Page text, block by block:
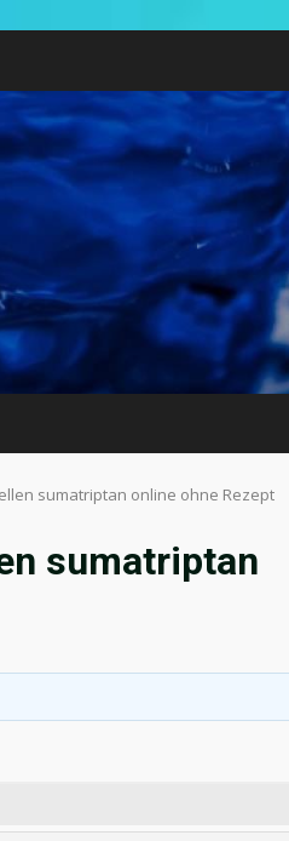
sumatriptan online ohne Rezept
sumatriptan